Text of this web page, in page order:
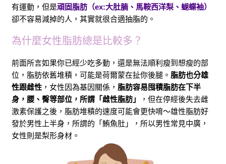
有運動，但是頑固脂肪（ex:大肚腩、馬鞍西洋梨、蝴蝶袖）
卻不容易減掉的人，其實就很合適抽脂的。
為什麼女性脂肪總是比較多？
前面所言如果你已經少吃多動，還是無法順利瘦到想瘦的部
位，脂肪依舊堆積，可能是荷爾蒙在扯你後腿。脂肪也分雄
性跟雌性 ，女性因為基因關係，脂肪容易囤積脂肪在下半
身，腰、臀等部位，所謂「雌性脂肪」
，但在停經後失去雌
激素保護之後，脂肪堆積的速度可能會更快唷～雄性脂肪好
發於男性上半身，所謂的「鮪魚肚」，所以男性常見中廣，
女性則是梨形身材。